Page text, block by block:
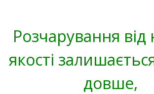
Розчарування від
якості
довше,